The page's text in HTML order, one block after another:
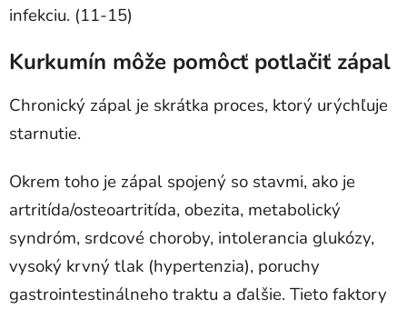
infekciu. (11-15)
Kurkumín môže pomôcť potlačiť zápal
Chronický zápal je skrátka proces, ktorý urýchľuje
starnutie.
Okrem toho je zápal spojený so stavmi, ako je
artritída/osteoartritída, obezita, metabolický
syndróm, srdcové choroby, intolerancia glukózy,
vysoký krvný tlak (hypertenzia), poruchy
gastrointestinálneho traktu a ďalšie. Tieto faktory